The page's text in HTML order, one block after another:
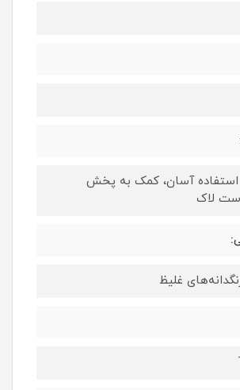
استفاده آسان، کمک به پخش
لاک
غلیظ